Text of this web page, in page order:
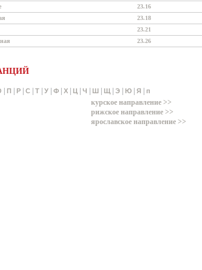
23.16
23.18
23.21
23.26
П Р С Т У Ф Х Ц Ч Ш Щ Э Ю Я п
курское направление >>
рижское направление >>
ярославское направление >>